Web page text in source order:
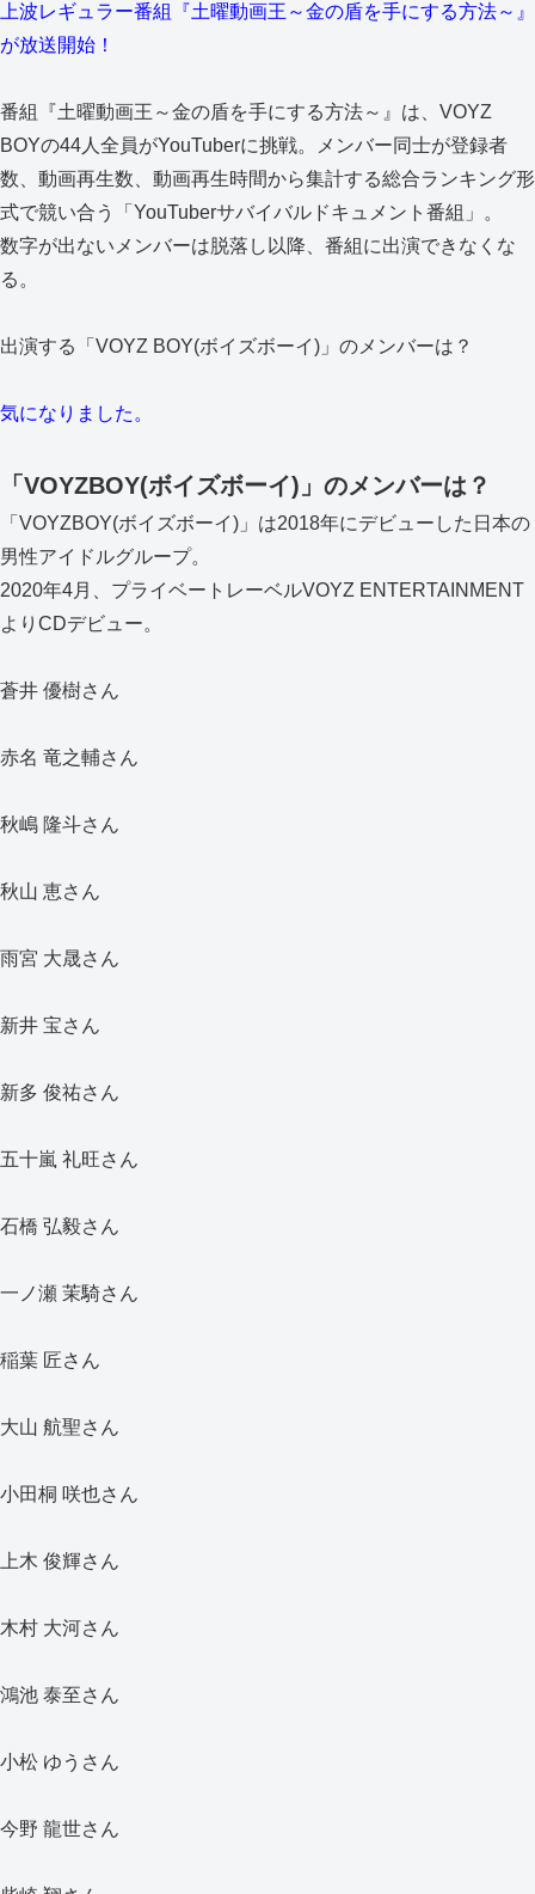
上波レギュラー番組『土曜動画王～金の盾を手にする方法～』
が放送開始！
番組『土曜動画王～金の盾を手にする方法～』は、VOYZ
BOYの44人全員がYouTuberに挑戦。メンバー同士が登録者
数、動画再生数、動画再生時間から集計する総合ランキング形
式で競い合う「YouTuberサバイバルドキュメント番組」。
数字が出ないメンバーは脱落し以降、番組に出演できなくな
る。
出演する「VOYZ BOY(ボイズボーイ)」のメンバーは？
気になりました。
「VOYZBOY(ボイズボーイ)」のメンバーは？
「VOYZBOY(ボイズボーイ)」は2018年にデビューした日本の
男性アイドルグループ。
2020年4月、プライベートレーベルVOYZ ENTERTAINMENT
よりCDデビュー。
蒼井 優樹さん
赤名 竜之輔さん
秋嶋 隆斗さん
秋山 恵さん
雨宮 大晟さん
新井 宝さん
新多 俊祐さん
五十嵐 礼旺さん
石橋 弘毅さん
一ノ瀬 茉騎さん
稲葉 匠さん
大山 航聖さん
小田桐 咲也さん
上木 俊輝さん
木村 大河さん
鴻池 泰至さん
小松 ゆうさん
今野 龍世さん